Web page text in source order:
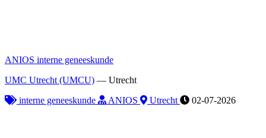
ANIOS interne geneeskunde
UMC Utrecht (UMCU) — Utrecht
interne geneeskunde
ANIOS Utrecht 02-07-2026